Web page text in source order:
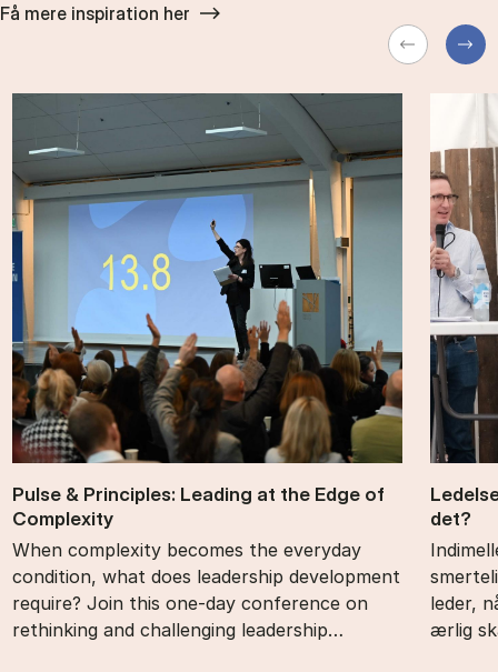
Få mere inspiration her
Pul­se & Prin­cip­les: Le­a­ding at the Edge of
Com­ple­xi­ty
When complexity becomes the everyday
condition, what does leadership development
require? Join this one-day conference on
rethinking and challenging leadership…
det?
leder,
ærlig